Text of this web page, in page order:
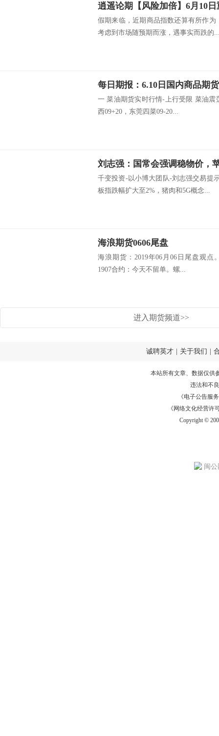
逍遥论期【风险加倍】6月10
假期来临，近期商品指数还算有所作
考虑到市场随预期而涨，遇事实而跌的
每日期报：6.10日国内商品期
一 菜油期货实时行情-上行受限 菜油
西09+20，东莞四菜09-20...
刘志强：国常会强调稳物价，
千变投资-以小博大团队-刘志强交易提
板指跌幅扩大至2%，猪肉和5G概念...
海浪期货0606尾盘
海浪期货：2019年06月06日尾盘观点
1907合约：今天不留单。螺...
进入期货频道>>
诚聘英才 关于我们
本站所有文章、数据仅供
违法和不
《电子公告服务
《网络文化经营许
Copyright ©
闽公